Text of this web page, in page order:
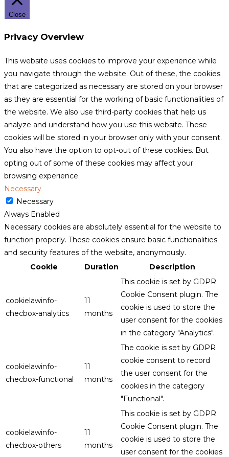
Close
Privacy Overview
This website uses cookies to improve your experience while
you navigate through the website. Out of these, the cookies
that are categorized as necessary are stored on your browser
as they are essential for the working of basic functionalities of
the website. We also use third-party cookies that help us
analyze and understand how you use this website. These
cookies will be stored in your browser only with your consent.
You also have the option to opt-out of these cookies. But
opting out of some of these cookies may affect your
browsing experience.
Necessary
Necessary
Always Enabled
Necessary cookies are absolutely essential for the website to
function properly. These cookies ensure basic functionalities
and security features of the website, anonymously.
Cookie
Duration Description
cookielawinfo-
checbox-analytics
11
months
This cookie is set by GDPR
Cookie Consent plugin. The
cookie is used to store the
user consent for the cookies
in the category "Analytics".
cookielawinfo-
checbox-functional
11
months
The cookie is set by GDPR
cookie consent to record
the user consent for the
cookies in the category
"Functional".
cookielawinfo-
checbox-others
11
months
This cookie is set by GDPR
Cookie Consent plugin. The
cookie is used to store the
user consent for the cookies